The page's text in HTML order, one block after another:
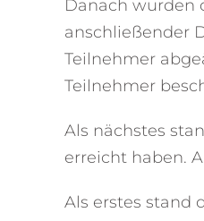
Danach wurden
anschließender
Teilnehmer
Teilnehmer
Als nächstes
erreicht haben.
Als erstes stand